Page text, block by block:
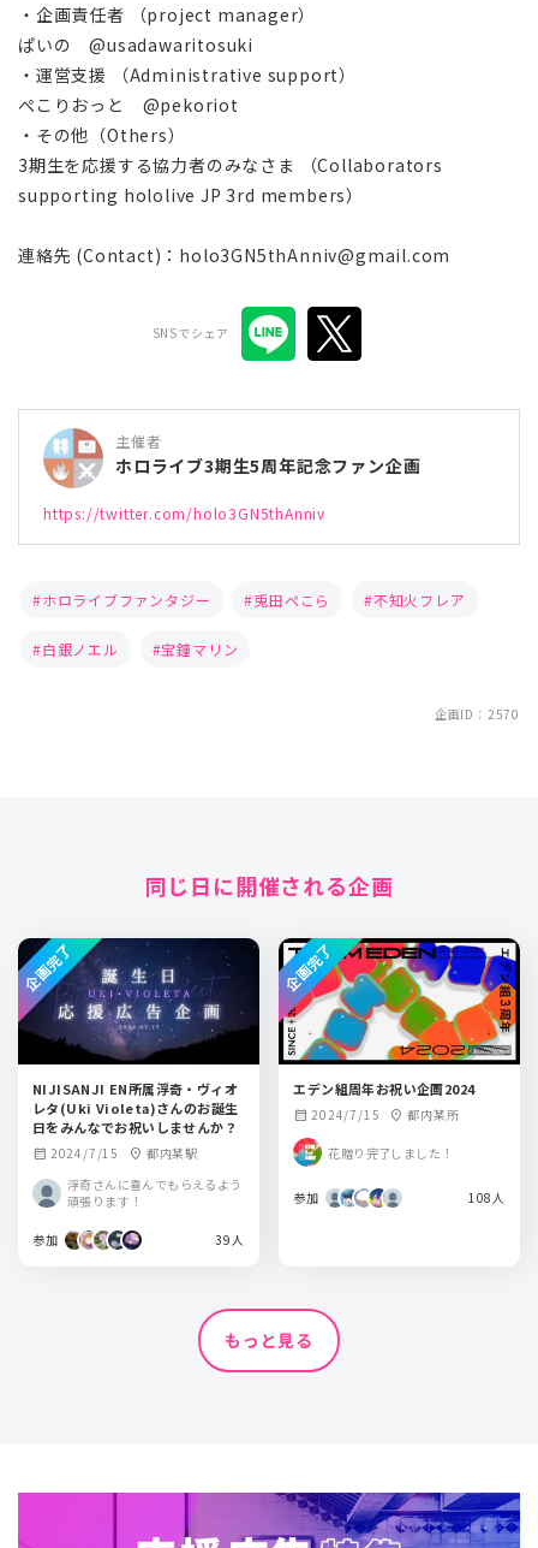
・企画責任者 （project manager）
ぱいの @usadawaritosuki
・運営支援 （Administrative support）
ぺこりおっと @pekoriot
・その他（Others）
3期生を応援する協力者のみなさま （Collaborators
supporting hololive JP 3rd members）
連絡先 (Contact)：holo3GN5thAnniv@gmail.com
SNSでシェア
主催者
ホロライブ3期生5周年記念ファン企画
https://twitter.com/holo3GN5thAnniv
ホロライブファンタジー 兎田ぺこら 不知火フレア
白銀ノエル 宝鐘マリン
企画ID：2570
同じ日に開催される企画
NIJISANJI EN所属浮奇・ヴィオ
レタ(Uki Violeta)さんのお誕生
日をみんなでお祝いしませんか？
calendar_month 2024/7/15 location_on 都内某駅
浮奇さんに喜んでもらえるよう
頑張ります！
参加 39人
企画完了
エデン組周年お祝い企画2024
calendar_month 2024/7/15 location_on 都内某所
花贈り完了しました！
参加 108人
企画完了
もっと見る